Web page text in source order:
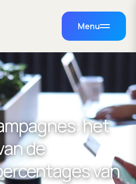
Menu
het
de
van